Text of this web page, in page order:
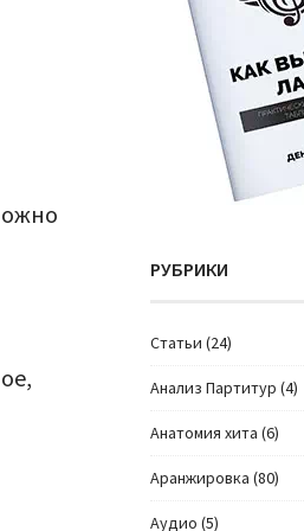
РУБРИКИ
Cтатьи (24)
Анализ Партитур (4)
Анатомия хита (6)
Аранжировка (80)
Аудио (5)